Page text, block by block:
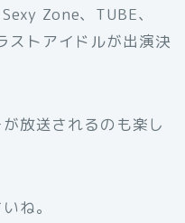
Zone、TUBE、
ストアイドルが出演決
放送されるのも楽し
ね。